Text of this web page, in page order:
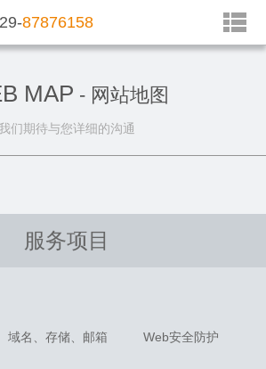
87876158
MAP - 网站地图
们期待与您详细的沟通
服务项目
域名、存储、邮箱 Web安全防护